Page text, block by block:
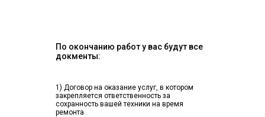
По окончанию работ у вас будут все
докменты:
1) Договор на оказание услуг, в котором
закрепляется ответственность за
сохранность вашей техники на время
ремонта